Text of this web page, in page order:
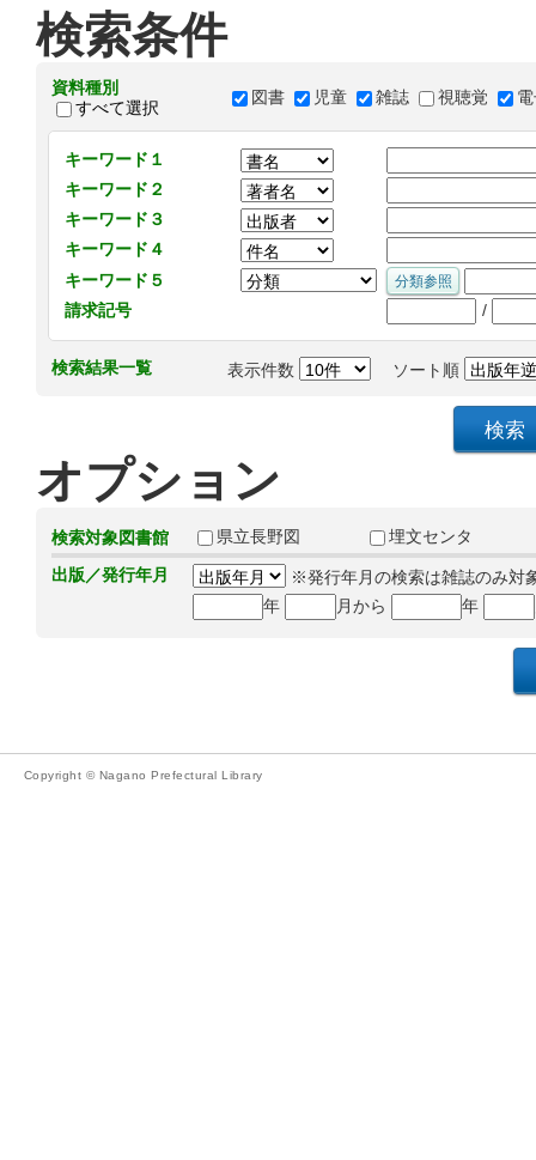
検索条件
資料種別
すべて選択
図書 児童 雑誌 視聴覚
キーワード１
キーワード２
キーワード３
キーワード４
キーワード５
請求記号
/
検索結果一覧 表示件数 ソート順
オプション
検索対象図書館 県立長野図
埋文センタ
出版／発行年月
※発行年月の検索は雑誌のみ対
年
月から 年
Copyright © Nagano Prefectural Library